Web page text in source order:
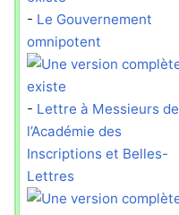
- Le Gouvernement
omnipotent
- Lettre à Messieurs de
l’Académie des
Inscriptions et Belles-
Lettres